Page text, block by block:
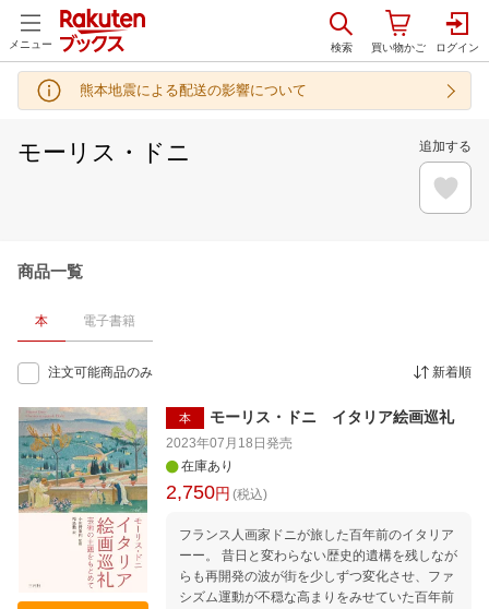
メニュー
熊本地震による配送の影響について
モーリス・ドニ 追加する
商品一覧
本 電子書籍
注文可能商品のみ 新着順
本 モーリス・ドニ イタリア絵画巡礼
2023年07月18日 発売
在庫あり
2,750円 (税込)
フランス人画家ドニが旅した百年前のイタリア
ーー。 昔日と変わらない歴史的遺構を残しなが
らも再開発の波が街を少しずつ変化させ、ファ
シズム運動が不穏な高まりをみせていた百年前